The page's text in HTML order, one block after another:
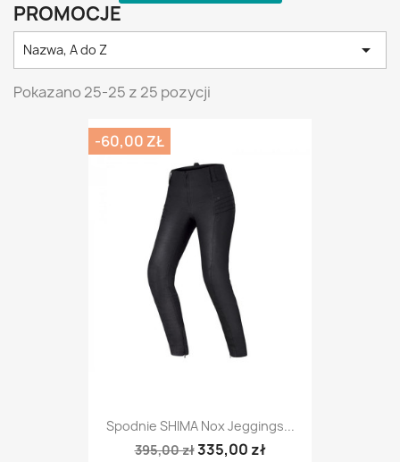
PROMOCJE
Nazwa, A do Z 
Pokazano 25-25 z 25 pozycji
Spodnie SHIMA Nox Jeggings...
395,00 zł335,00 zł
-60,00 ZŁ